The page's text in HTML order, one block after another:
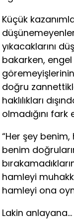
Küçük
yıkacaklarını
bakarken,
doğru
haklılıkları
olmadığını
“Her şey
benim
hamleyi
hamleyi ona
Lakin anlayana…